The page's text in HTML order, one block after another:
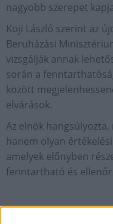
nagyobb szerepet
Koji László szerint az
Beruházási
vizsgálják annak
során a
között
elvárások.
Az elnök
hanem olyan
amelyek előnyben
fenntartható és